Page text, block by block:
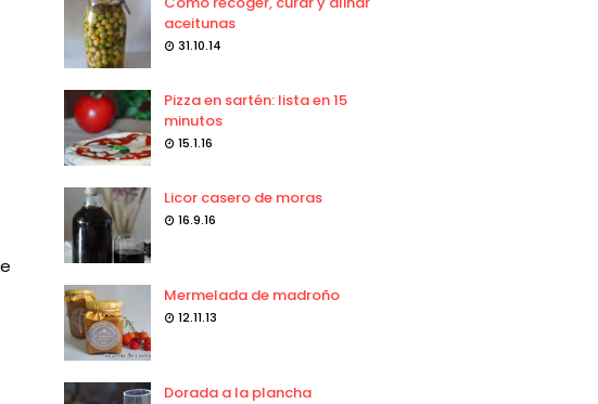
aceitunas
31.10.14
Pizza en sartén: lista en 15
minutos
15.1.16
Licor casero de moras
16.9.16
Mermelada de madroño
12.11.13
Dorada a la plancha